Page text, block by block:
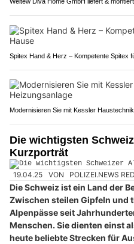
Spitex Hand & Herz – Kompetente Spitex
Modernisieren Sie mit Kessler
Die wichtigsten
Kurzporträt
19.04.25 VON POLIZEI.NEWS
Die Schweiz ist ein Land der
Zwischen steilen Gipfeln und
Alpenpässe seit
Menschen. Sie dienten einst
heute beliebte Strecken für